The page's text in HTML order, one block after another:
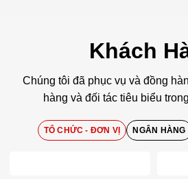
Khách
Chúng tôi đã phục vụ và đồng
hàng và đối tác tiêu biểu
TỔ CHỨC - ĐƠN VỊ NGÂN HÀNG